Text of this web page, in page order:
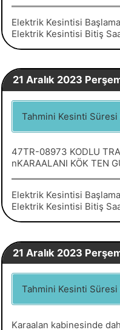
Elektrik Kesintisi
Elektrik Kesintisi Bitiş
21 Aralık 2023
Tahmini Kesinti
47TR-08973 KODLU
nKARAALANI KÖK TEN
Elektrik Kesintisi
Elektrik Kesintisi Bitiş
21 Aralık 2023
Tahmini Kesinti Süresi
Karaalan kabinesinde